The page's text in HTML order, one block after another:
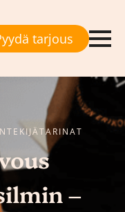
tarjous
–